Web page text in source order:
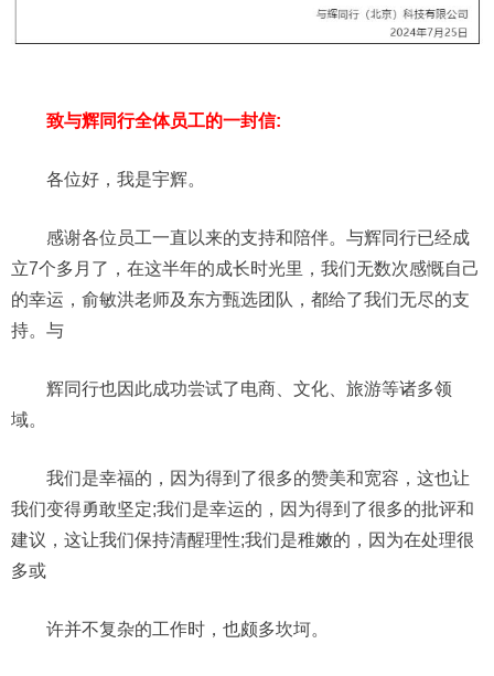
致与辉同行全体员工的一封信:
各位好，我是宇辉。
感谢各位员工一直以来的支持和陪伴。与辉同行已经成
立7个多月了，在这半年的成长时光里，我们无数次感慨自己
的幸运，俞敏洪老师及东方甄选团队，都给了我们无尽的支
持。与
辉同行也因此成功尝试了电商、文化、旅游等诸多领
域。
我们是幸福的，因为得到了很多的赞美和宽容，这也让
我们变得勇敢坚定;我们是幸运的，因为得到了很多的批评和
建议，这让我们保持清醒理性;我们是稚嫩的，因为在处理很
多或
许并不复杂的工作时，也颇多坎坷。